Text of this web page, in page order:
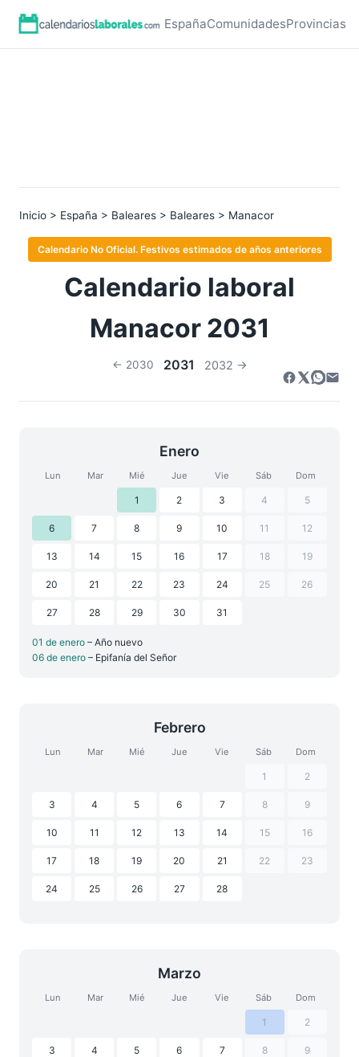
EspañaComunidadesProvincias
Inicio > España > Baleares > Baleares > Manacor
Calendario No Oficial. Festivos estimados de años anteriores
Calendario laboral
Manacor 2031
← 2030 2031 2032 →
Enero
Lun Mar Mié Jue Vie Sáb Dom
1 2 3 4 5
6 7 8 9 10 11 12
13 14 15 16 17 18 19
20 21 22 23 24 25 26
27 28 29 30 31
01 de enero – Año nuevo
06 de enero – Epifanía del Señor
Febrero
Lun Mar Mié Jue Vie Sáb Dom
1 2
3 4 5 6 7 8 9
10 11 12 13 14 15 16
17 18 19 20 21 22 23
24 25 26 27 28
Marzo
Lun Mar Mié Jue Vie Sáb Dom
1 2
3 4 5 6 7 8 9